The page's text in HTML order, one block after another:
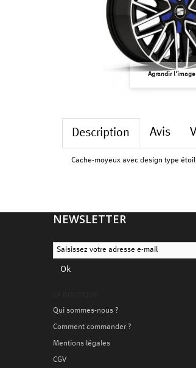
Agrandir l'image
Description Avis
Cache-moyeux avec design type
NEWSLETTER
Ok
Qui sommes-nous ?
Comment commander ?
Mentions légales
CGV